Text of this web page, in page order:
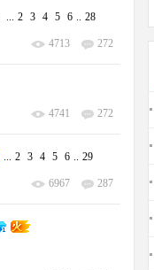
... 2 3 4 5 6 .. 28
4713 272
4741 272
... 2 3 4 5 6 .. 29
6967 287